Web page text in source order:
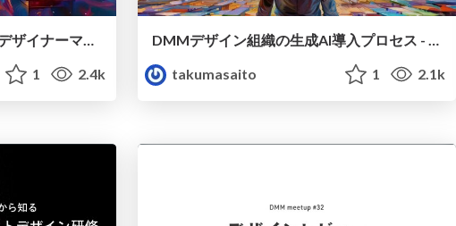
生成AIを受け入れ共創できるデザイナーマインドへープロセス改革を想定したデザイナーの準備ー
1 2.4k
DMMデザイン組織の生成AI導入プロセス - Adobe Fireflyと振り返る約1年とこれから -
takumasaito
1 2.1k